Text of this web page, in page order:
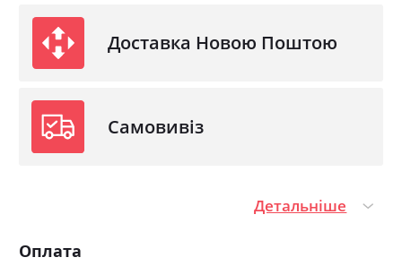
Доставка Новою Поштою
Самовивіз
Детальніше
Оплата